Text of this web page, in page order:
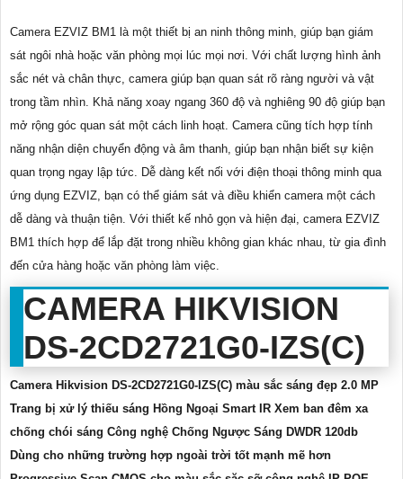
Camera EZVIZ BM1 là một thiết bị an ninh thông minh, giúp bạn giám
sát ngôi nhà hoặc văn phòng mọi lúc mọi nơi. Với chất lượng hình ảnh
sắc nét và chân thực, camera giúp bạn quan sát rõ ràng người và vật
trong tầm nhìn. Khả năng xoay ngang 360 độ và nghiêng 90 độ giúp bạn
mở rộng góc quan sát một cách linh hoạt. Camera cũng tích hợp tính
năng nhận diện chuyển động và âm thanh, giúp bạn nhận biết sự kiện
quan trọng ngay lập tức. Dễ dàng kết nối với điện thoại thông minh qua
ứng dụng EZVIZ, bạn có thể giám sát và điều khiển camera một cách
dễ dàng và thuận tiện. Với thiết kế nhỏ gọn và hiện đại, camera EZVIZ
BM1 thích hợp để lắp đặt trong nhiều không gian khác nhau, từ gia đình
đến cửa hàng hoặc văn phòng làm việc.
CAMERA HIKVISION
DS-2CD2721G0-IZS(C)
Camera Hikvision DS-2CD2721G0-IZS(C) màu sắc sáng đẹp 2.0 MP
Trang bị xử lý thiếu sáng Hồng Ngoại Smart IR Xem ban đêm xa
chống chói sáng Công nghệ Chống Ngược Sáng DWDR 120db
Dùng cho những trường hợp ngoài trời tốt mạnh mẽ hơn